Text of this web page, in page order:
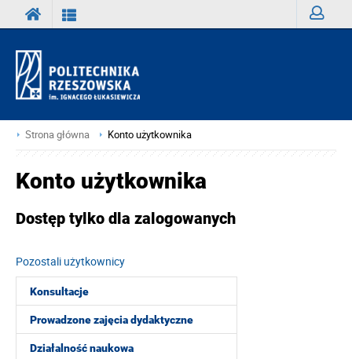
Strona główna Konto użytkownika
Konsultacje
Prowadzone zajęcia dydaktyczne
Działalność naukowa
Konto użytkownika
Dostęp tylko dla zalogowanych
Pozostali użytkownicy